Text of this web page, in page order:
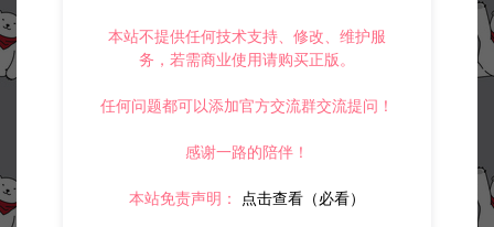
若您需要商业运营或用于其他商业活动，请您购买正版授权并合法
将会第一时间解决！
侵权联系邮箱：32838727@qq.com
网站源码 【彩虹外链PHP网盘V5.4】新增用户系统
本站不提供任何技术支持、修改、维护服
务，若需商业使用请购买正版。
任何问题都可以添加官方交流群交流提问！
感谢一路的陪伴！
本站免责声明： 点击查看（必看）